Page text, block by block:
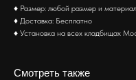
♦ Размер: любой размер и материал
♦ Доставка: Бесплатно
♦ Установка на всех кладбищах
Смотреть также